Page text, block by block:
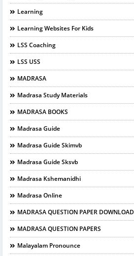
Learning
Learning Websites For Kids
LSS Coaching
LSS USS
MADRASA
Madrasa Study Materials
MADRASA BOOKS
Madrasa Guide
Madrasa Guide Skimvb
Madrasa Guide Sksvb
Madrasa Kshemanidhi
Madrasa Online
MADRASA QUESTION PAPER DOWNLOAD
MADRASA QUESTION PAPERS
Malayalam Pronounce